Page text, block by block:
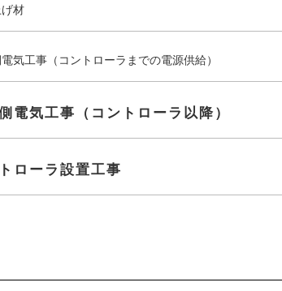
材
気工事（コントローラまでの電源供給）
電気工事（コントローラ以降）
ローラ設置工事